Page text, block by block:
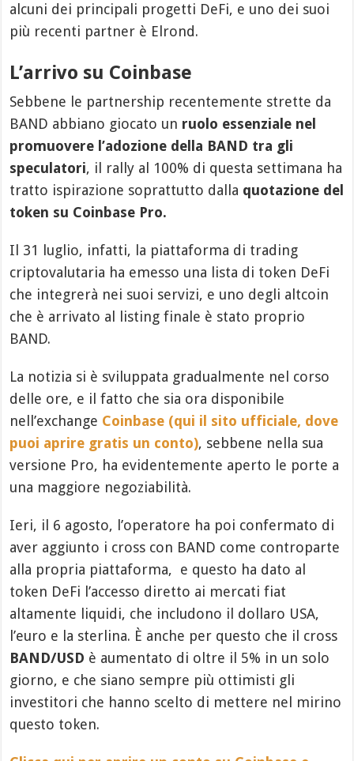
alcuni dei principali progetti DeFi, e uno dei suoi
più recenti partner è Elrond.
L’arrivo su Coinbase
Sebbene le partnership recentemente strette da
BAND abbiano giocato un ruolo essenziale nel
promuovere l’adozione della BAND tra gli
speculatori, il rally al 100% di questa settimana ha
tratto ispirazione soprattutto dalla quotazione del
token su Coinbase Pro.
Il 31 luglio, infatti, la piattaforma di trading
criptovalutaria ha emesso una lista di token DeFi
che integrerà nei suoi servizi, e uno degli altcoin
che è arrivato al listing finale è stato proprio
BAND.
La notizia si è sviluppata gradualmente nel corso
delle ore, e il fatto che sia ora disponibile
nell’exchange Coinbase (qui il sito ufficiale, dove
puoi aprire gratis un conto), sebbene nella sua
versione Pro, ha evidentemente aperto le porte a
una maggiore negoziabilità.
Ieri, il 6 agosto, l’operatore ha poi confermato di
aver aggiunto i cross con BAND come controparte
alla propria piattaforma, e questo ha dato al
token DeFi l’accesso diretto ai mercati fiat
altamente liquidi, che includono il dollaro USA,
l’euro e la sterlina. È anche per questo che il cross
BAND/USD è aumentato di oltre il 5% in un solo
giorno, e che siano sempre più ottimisti gli
investitori che hanno scelto di mettere nel mirino
questo token.